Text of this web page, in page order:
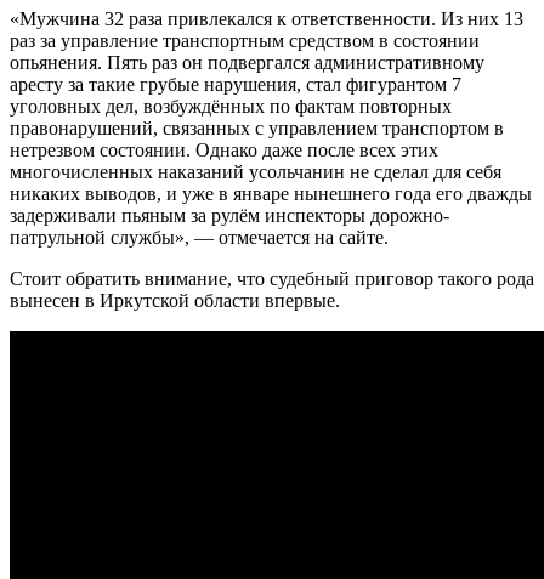
«Мужчина 32 раза привлекался к ответственности. Из них 13
раз за управление транспортным средством в состоянии
опьянения. Пять раз он подвергался административному
аресту за такие грубые нарушения, стал фигурантом 7
уголовных дел, возбуждённых по фактам повторных
правонарушений, связанных с управлением транспортом в
нетрезвом состоянии. Однако даже после всех этих
многочисленных наказаний усольчанин не сделал для себя
никаких выводов, и уже в январе нынешнего года его дважды
задерживали пьяным за рулём инспекторы дорожно-
патрульной службы», — отмечается на сайте.
Стоит обратить внимание, что судебный приговор такого рода
вынесен в Иркутской области впервые.